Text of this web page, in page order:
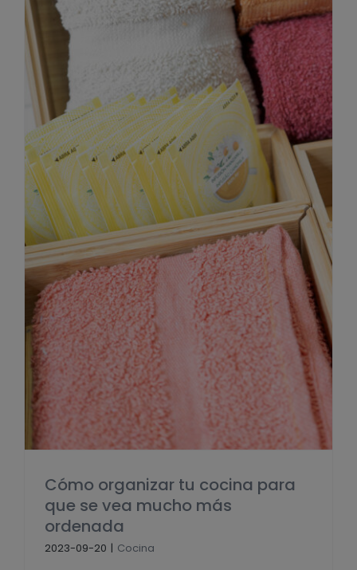
Cómo organizar tu cocina para
que se vea mucho más
ordenada
2023-09-20 | Cocina